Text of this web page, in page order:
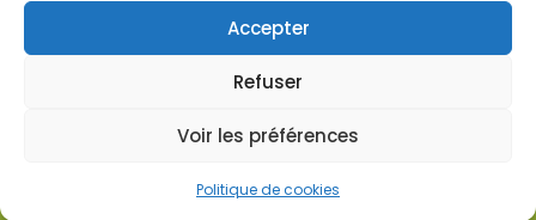
Accepter
Refuser
Voir les préférences
Politique de cookies
cookies (UE)
confidentialité
© Les jardins du Gévaudan